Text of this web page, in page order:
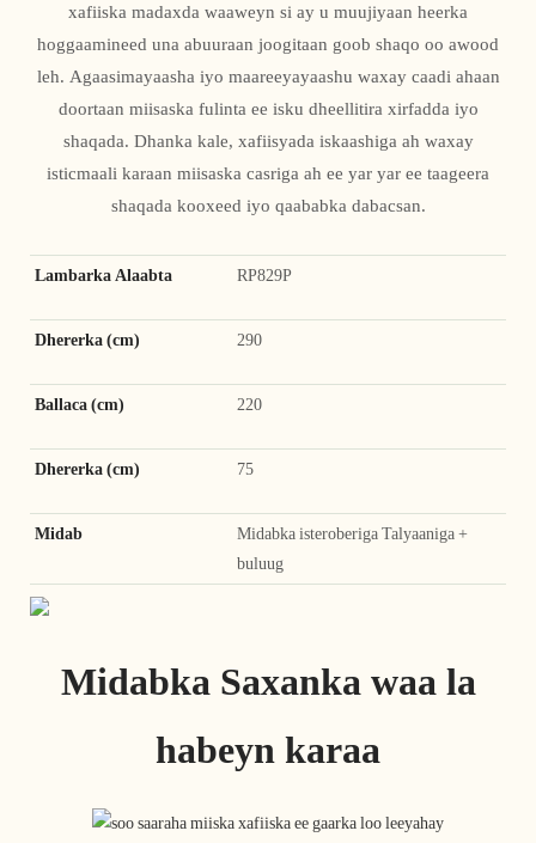
xafiiska madaxda waaweyn si ay u muujiyaan heerka
hoggaamineed una abuuraan joogitaan goob shaqo oo awood
leh. Agaasimayaasha iyo maareeyayaashu waxay caadi ahaan
doortaan miisaska fulinta ee isku dheellitira xirfadda iyo
shaqada. Dhanka kale, xafiisyada iskaashiga ah waxay
isticmaali karaan miisaska casriga ah ee yar yar ee taageera
shaqada kooxeed iyo qaababka dabacsan.
Lambarka Alaabta RP829P
Dhererka (cm) 290
Ballaca (cm) 220
Dhererka (cm) 75
Midab
Midabka isteroberiga Talyaaniga +
buluug
Midabka Saxanka waa la
habeyn karaa